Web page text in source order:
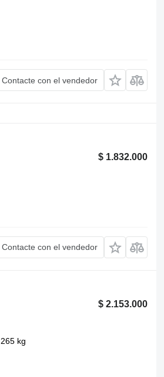
Contacte con el vendedor
$ 1.832.000
Contacte con el vendedor
$ 2.153.000
265 kg